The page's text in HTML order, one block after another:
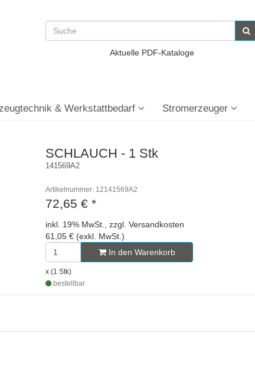
Aktuelle PDF-Kataloge
& Werkstattbedarf Stromerzeuger
SCHLAUCH - 1 Stk
141569A2
Artikelnummer: 12141569A2
72,65 € *
inkl. 19% MwSt., zzgl. Versandkosten
61,05 € (exkl. MwSt.)
In den Warenkorb
x (1 Stk)
bestellbar